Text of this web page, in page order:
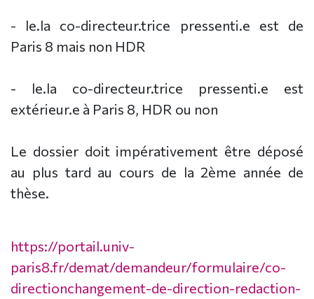
- le.la co-directeur.trice pressenti.e est de
Paris 8 mais non HDR
- le.la co-directeur.trice pressenti.e est
extérieur.e à Paris 8, HDR ou non
Le dossier doit impérativement être déposé
au plus tard au cours de la 2ème année de
thèse.
https://portail.univ-
paris8.fr/demat/demandeur/formulaire/co-
directionchangement-de-direction-redaction-